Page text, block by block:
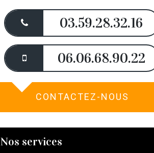
03.59.28.32.16
06.06.68.90.22
CONTACTEZ-NOUS
Nos services